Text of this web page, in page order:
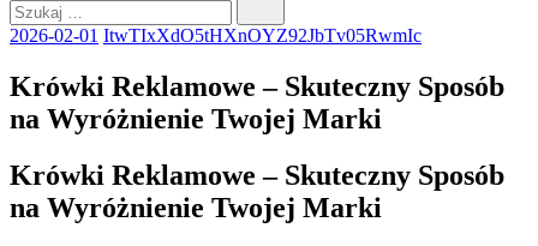
2026-02-01 ItwTIxXdO5tHXnOYZ92JbTv05RwmIc
Krówki Reklamowe – Skuteczny Sposób
na Wyróżnienie Twojej Marki
Krówki Reklamowe – Skuteczny Sposób
na Wyróżnienie Twojej Marki